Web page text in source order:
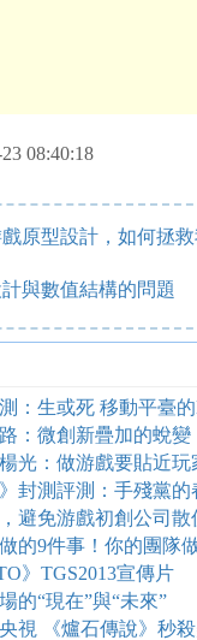
08:40:18
原型設計，如何拯
與數值結構的問題
：生或死 移動平臺
：微創新疊加的蛻變
光：做游戲要貼近玩
封測評測：手殘黨的
避免游戲初創公司散
的9件事！你的團隊
》TGS2013宣傳片
的“現在”與“未來”
視 《爐石傳說》秒殺